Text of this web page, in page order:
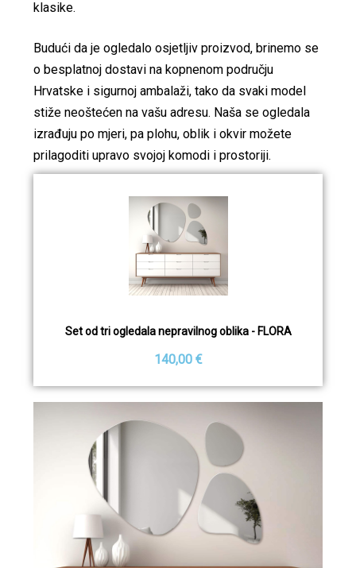
klasike.
Budući da je ogledalo osjetljiv proizvod, brinemo se
o besplatnoj dostavi na kopnenom području
Hrvatske i sigurnoj ambalaži, tako da svaki model
stiže neoštećen na vašu adresu. Naša se ogledala
izrađuju po mjeri, pa plohu, oblik i okvir možete
prilagoditi upravo svojoj komodi i prostoriji.
Set od tri ogledala nepravilnog oblika - FLORA
140,00 €